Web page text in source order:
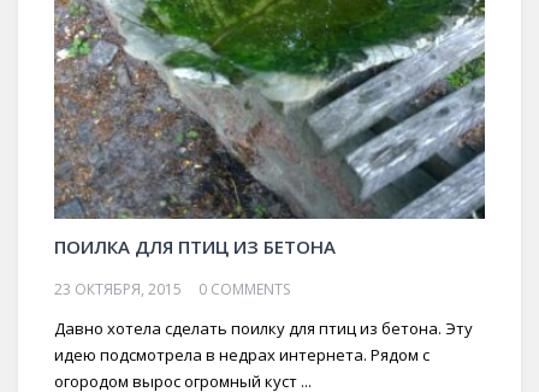
ПОИЛКА ДЛЯ ПТИЦ ИЗ БЕТОНА
23 ОКТЯБРЯ, 2015 0 COMMENTS
Давно хотела сделать поилку для птиц из бетона. Эту
идею подсмотрела в недрах интернета. Рядом с
огородом вырос огромный куст ...